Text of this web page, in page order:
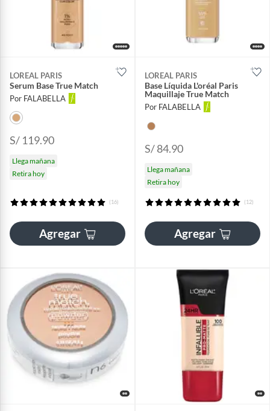
LOREAL PARIS
Serum Base True Match
Por FALABELLA
S/ 119.90
Llega mañana
Retira hoy
(16)
Agregar
LOREAL PARIS
Base Líquida L'oréal Paris
Maquillaje True Match
Por FALABELLA
S/ 84.90
Llega mañana
Retira hoy
(12)
Agregar